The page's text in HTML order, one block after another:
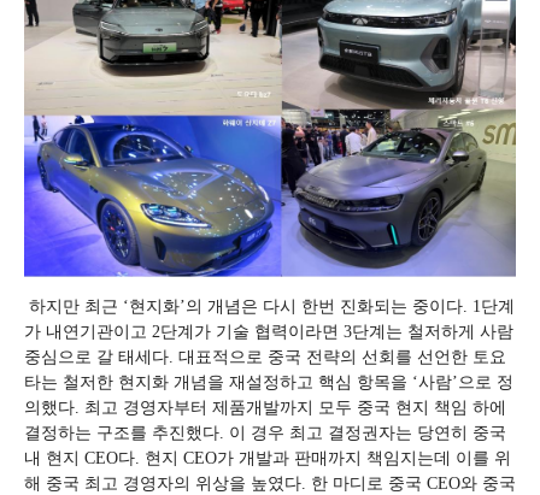
하지만 최근 ‘현지화’의 개념은 다시 한번 진화되는 중이다. 1단계
가 내연기관이고 2단계가 기술 협력이라면 3단계는 철저하게 사람
중심으로 갈 태세다. 대표적으로 중국 전략의 선회를 선언한 토요
타는 철저한 현지화 개념을 재설정하고 핵심 항목을 ‘사람’으로 정
의했다. 최고 경영자부터 제품개발까지 모두 중국 현지 책임 하에
결정하는 구조를 추진했다. 이 경우 최고 결정권자는 당연히 중국
내 현지 CEO다. 현지 CEO가 개발과 판매까지 책임지는데 이를 위
해 중국 최고 경영자의 위상을 높였다. 한 마디로 중국 CEO와 중국